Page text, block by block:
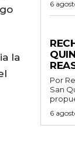
la
6
Por Redacción
San
6